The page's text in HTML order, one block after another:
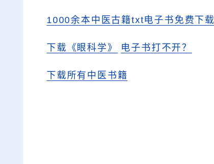
1000余本中医古籍txt电子书免费下载
下载《眼科学》 电子书打不开？
下载所有中医书籍